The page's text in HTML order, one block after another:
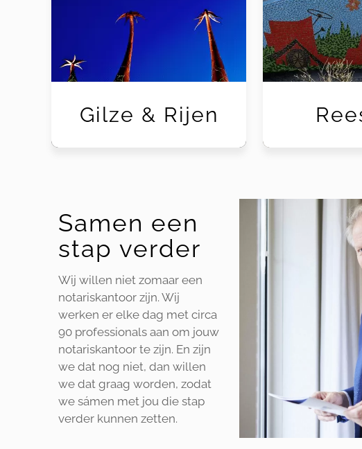
Gilze & Rijen
Samen een
stap verder
Wij willen niet zomaar een
notariskantoor zijn. Wij
werken er elke dag met circa
90 professionals aan om jouw
notariskantoor te zijn. En zijn
we dat nog niet, dan willen
we dat graag worden, zodat
we sámen met jou die stap
verder kunnen zetten.